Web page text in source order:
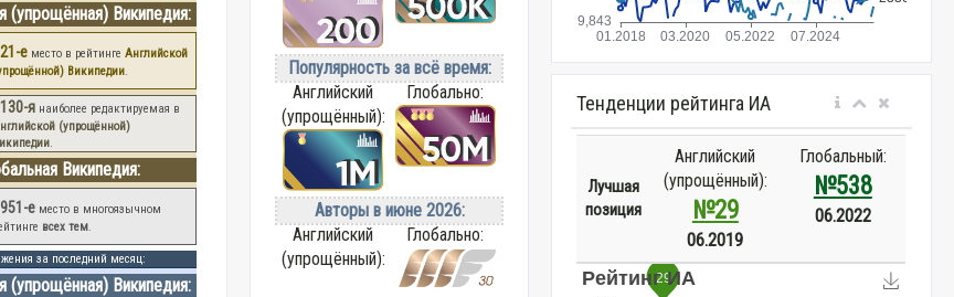
(упрощённая) Википедия:
еместо в рейтинге Английской
Википедии.
янаиболее редактируемая в
(упрощённой)
.
Википедия:
еместо в многоязычном
всех тем.
за последний месяц:
(упрощённая) Википедия:
Популярность за всё время:
Английский
(упрощённый):
Глобально:
Авторы в июне 2026:
Английский
(упрощённый):
Глобально:
Тенденции рейтинга ИА
Лучшая
позиция
Английский
(упрощённый):
№29
06.2019
Глобальный:
№538
06.2022